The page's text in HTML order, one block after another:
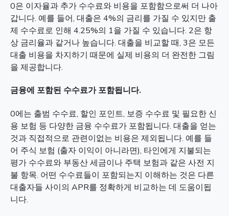
0은 이자율과 추가 수수료와 비용을 포함함으로써 더 나아
갑니다. 예를 들어, 대출은 4%의 금리를 가질 수 있지만 출
제 수수료로 인해 4.25%의 1을 가질 수 있습니다. 2은 항
상 금리율과 같거나 높습니다. 대출을 비교할 때, 3은 모든
대출 비용을 차지하기 때문에 실제 비용의 더 완전한 그림
을 제공합니다.
금융에 포함된 수수료가 포함됩니다.
0에는 출범 수수료, 할인 포인트, 보증 수수료 및 필요한 신
용 보험 등 다양한 금융 수수료가 포함됩니다. 대출을 얻는
것과 직접적으로 관련이없는 비용은 제외됩니다. 예를 들
어 주식 보험 (출자 이익이 아니라면), 타인에게 지불되는
평가 수수료와 부동산 세금이나 주택 보험과 같은 사전 지
불 항목. 어떤 수수료들이 포함되는지 이해하는 것은 다른
대출자들 사이의 APR를 정확하게 비교하는 데 도움이됩
니다.